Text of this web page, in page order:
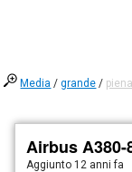
Media /grande / piena
Airbus A380-
Aggiunto 12 anni fa